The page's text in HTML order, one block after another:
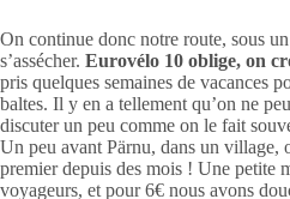
On continue donc notre route, sous
s’assécher. Eurovélo 10 oblige, on
pris quelques semaines de vacances
baltes. Il y en a tellement qu’on ne
discuter un peu comme on le fait
Un peu avant Pärnu, dans un village,
premier depuis des mois ! Une petite
voyageurs, et pour 6€ nous avons